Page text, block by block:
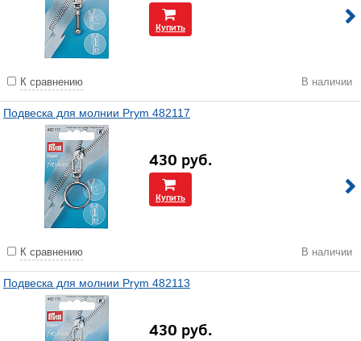
Купить
К сравнению В наличии
Подвеска для молнии Prym 482117
430 руб.
Купить
К сравнению В наличии
Подвеска для молнии Prym 482113
430 руб.